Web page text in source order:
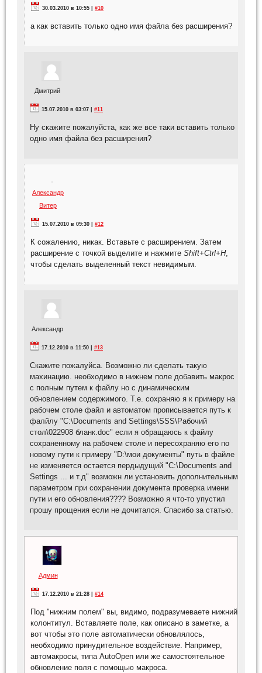
30.03.2010 в 10:55 | #10
а как вставить только одно имя файла без расширения?
Дмитрий
15.07.2010 в 03:07 | #11
Ну скажите пожалуйста, как же все таки вставить только
одно имя файла без расширения?
Александр
Витер
15.07.2010 в 09:30 | #12
К сожалению, никак. Вставьте с расширением. Затем
расширение с точкой выделите и нажмите Shift+Ctrl+H,
чтобы сделать выделенный текст невидимым.
Александр
17.12.2010 в 11:50 | #13
Скажите пожалуйса. Возможно ли сделать такую
махинацию. необходимо в нижнем поле добавить макрос
с полным путем к файлу но с динамическим
обновлением содержимого. Т.е. сохраняю я к примеру на
рабочем столе файл и автоматом прописывается путь к
фалйлу "C:\Documents and Settings\SSS\Рабочий
стол\022908 бланк.doc" если я обращаюсь к файлу
сохраненному на рабочем столе и пересохраняю его по
новому пути к примеру "D:\мои документы" путь в файле
не изменяется остается пердыдущий "C:\Documents and
Settings ... и т.д" возможн ли установить дополнительным
параметром при сохранении документа проверка имени
пути и его обновления???? Возможно я что-то упустил
прошу прощения если не дочитался. Спасибо за статью.
Админ
17.12.2010 в 21:28 | #14
Под "нижним полем" вы, видимо, подразумеваете нижний
колонтитул. Вставляете поле, как описано в заметке, а
вот чтобы это поле автоматически обновлялось,
необходимо принудительное воздействие. Например,
автомакросы, типа AutoOpen или же самостоятельное
обновление поля с помощью макроса.